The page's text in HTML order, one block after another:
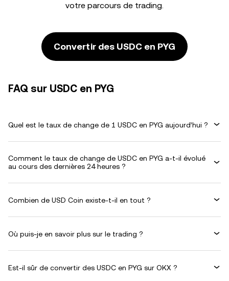
votre parcours de trading.
Convertir des USDC en PYG
FAQ sur USDC en PYG
Quel est le taux de change de 1 USDC en PYG aujourd’hui ?
Comment le taux de change de USDC en PYG a-t-il évolué
au cours des dernières 24 heures ?
Combien de USD Coin existe-t-il en tout ?
Où puis-je en savoir plus sur le trading ?
Est-il sûr de convertir des USDC en PYG sur OKX ?